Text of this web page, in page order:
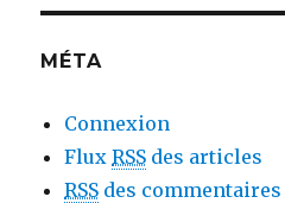
MÉTA
Connexion
FluxRSS des articles
RSS des commentaires